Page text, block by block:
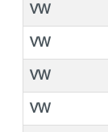
VW
VW
VW
VW